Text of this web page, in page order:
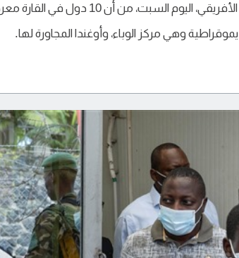
حذّرت وكالة الصحة التابعة للاتحاد
وهي مركز الوباء، وأوغندا المجاورة لها.